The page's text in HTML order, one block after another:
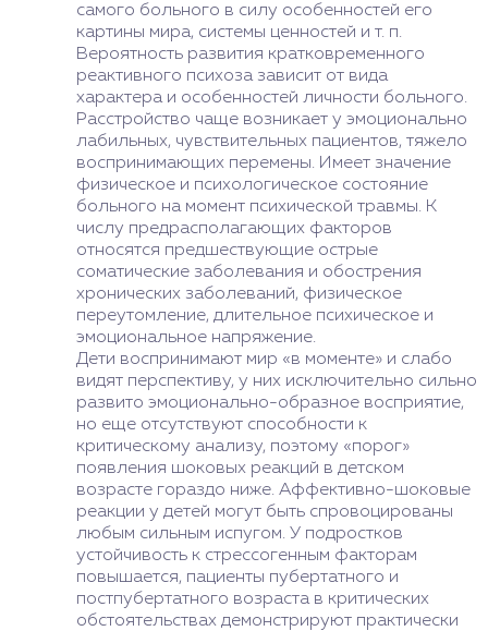
самого больного в силу особенностей его
картины мира, системы ценностей и т. п.
Вероятность развития кратковременного
реактивного психоза зависит от вида
характера и особенностей личности больного.
Расстройство чаще возникает у эмоционально
лабильных, чувствительных пациентов, тяжело
воспринимающих перемены. Имеет значение
физическое и психологическое состояние
больного на момент психической травмы. К
числу предрасполагающих факторов
относятся предшествующие острые
соматические заболевания и обострения
хронических заболеваний, физическое
переутомление, длительное психическое и
эмоциональное напряжение.
Дети воспринимают мир «в моменте» и слабо
видят перспективу, у них исключительно сильно
развито эмоционально-образное восприятие,
но еще отсутствуют способности к
критическому анализу, поэтому «порог»
появления шоковых реакций в детском
возрасте гораздо ниже. Аффективно-шоковые
реакции у детей могут быть спровоцированы
любым сильным испугом. У подростков
устойчивость к стрессогенным факторам
повышается, пациенты пубертатного и
постпубертатного возраста в критических
обстоятельствах демонстрируют практически